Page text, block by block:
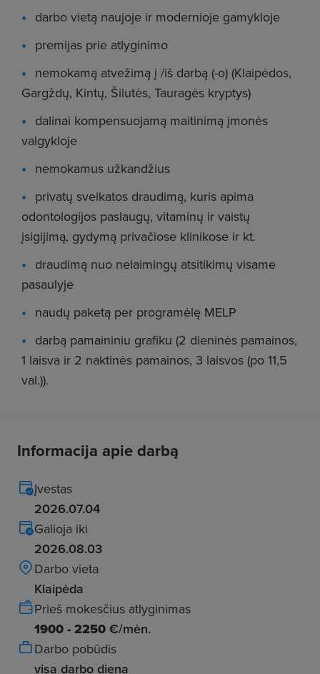
darbo vietą naujoje ir modernioje gamykloje
premijas prie atlyginimo
nemokamą atvežimą į /iš darbą (-o) (Klaipėdos,
Gargždų, Kintų, Šilutės, Tauragės kryptys)
dalinai kompensuojamą maitinimą įmonės
valgykloje
nemokamus užkandžius
privatų sveikatos draudimą, kuris apima
odontologijos paslaugų, vitaminų ir vaistų
įsigijimą, gydymą privačiose klinikose ir kt.
draudimą nuo nelaimingų atsitikimų visame
pasaulyje
naudų paketą per programėlę MELP
darbą pamaininiu grafiku (2 dieninės pamainos,
1 laisva ir 2 naktinės pamainos, 3 laisvos (po 11,5
val.)).
Informacija apie darbą
Įvestas
2026.07.04
Galioja iki
2026.08.03
Darbo vieta
Klaipėda
Prieš mokesčius atlyginimas
1900 - 2250 €/mėn.
Darbo pobūdis
visa darbo diena